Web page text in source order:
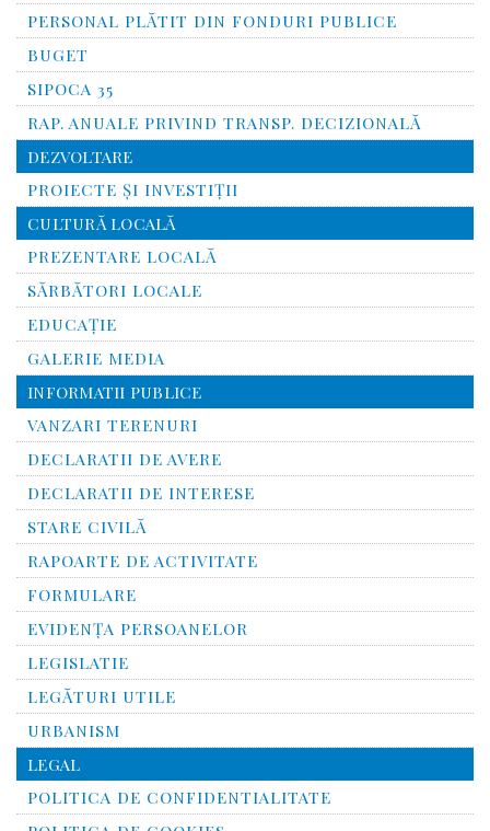
PERSONAL PLĂTIT DIN FONDURI PUBLICE
BUGET
SIPOCA 35
RAP. ANUALE PRIVIND TRANSP. DECIZIONALĂ
DEZVOLTARE
PROIECTE ȘI INVESTIȚII
CULTURĂ LOCALĂ
PREZENTARE LOCALĂ
SĂRBĂTORI LOCALE
EDUCAȚIE
GALERIE MEDIA
INFORMATII PUBLICE
VANZARI TERENURI
DECLARATII DE AVERE
DECLARATII DE INTERESE
STARE CIVILĂ
RAPOARTE DE ACTIVITATE
FORMULARE
EVIDENȚA PERSOANELOR
LEGISLATIE
LEGĂTURI UTILE
URBANISM
LEGAL
POLITICA DE CONFIDENTIALITATE